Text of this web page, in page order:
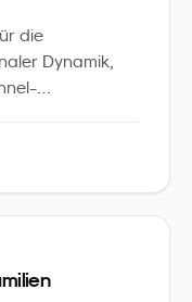
die
Dynamik,